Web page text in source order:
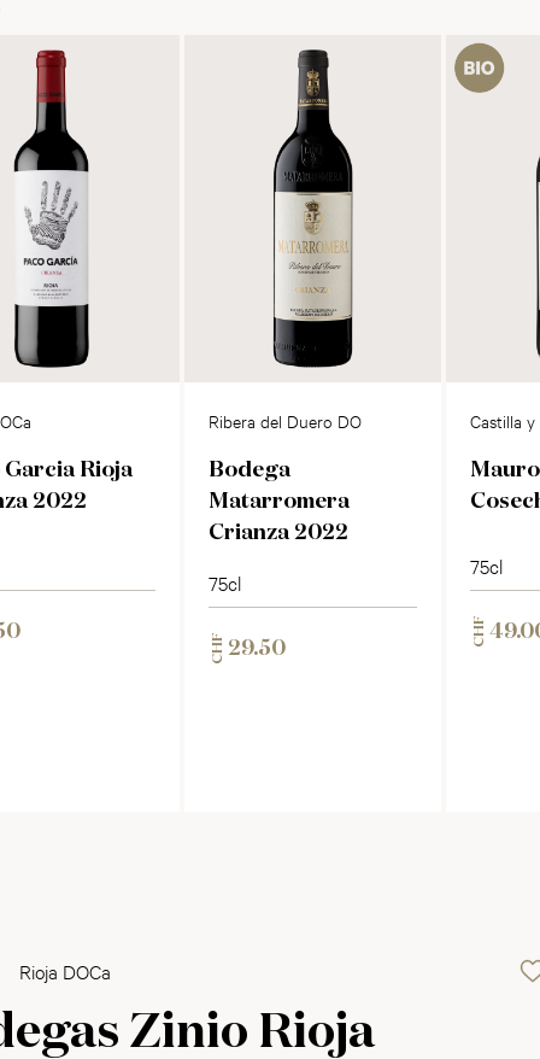
Garcia Rioja
2022
Ribera del Duero DO
Bodega
Matarromera
Crianza 2022
75cl
CHF 29.50
Castilla
75cl
CHF
Rioja DOCa
Zinio Rioja